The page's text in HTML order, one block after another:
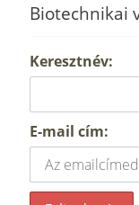
Biotechnikai
Keresztnév:
E-mail cím: